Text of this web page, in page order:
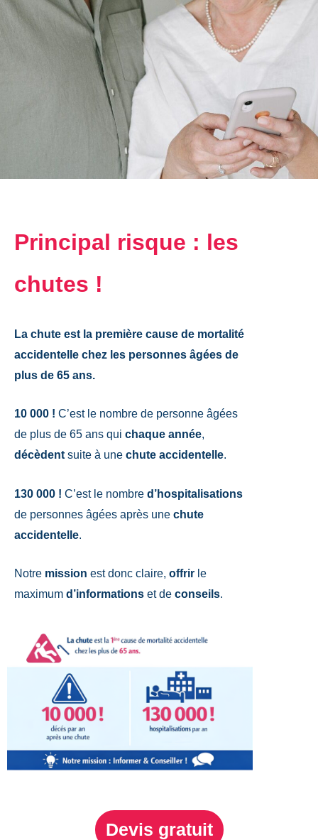
Principal risque : les
chutes !
La chute est la première cause de mortalité
accidentelle chez les personnes âgées de
plus de 65 ans.
10 000 ! C’est le nombre de personne âgées
de plus de 65 ans qui chaque année,
décèdent suite à une chute accidentelle.
130 000 ! C’est le nombre d’hospitalisations
de personnes âgées après une chute
accidentelle.
Notre mission est donc claire, offrir le
maximum d’informations et de conseils.
Devis gratuit